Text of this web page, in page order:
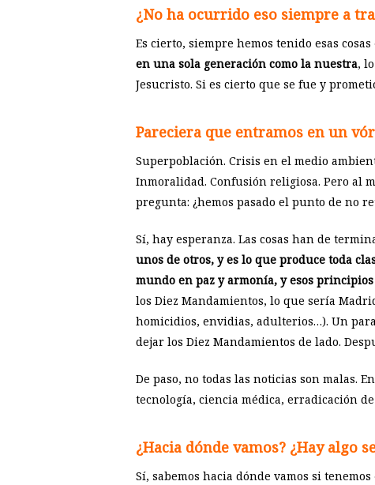
¿No ha ocurrido eso siempre a
Es cierto, siempre hemos tenido esas
en una sola generación como la nuestra,
Jesucristo. Si es cierto que se fue y
Pareciera que entramos en un
Superpoblación. Crisis en el medio
Inmoralidad. Confusión religiosa. Pero al
pregunta: ¿hemos pasado el punto de no
Sí, hay esperanza. Las cosas han de
unos de otros, y es lo que produce toda
mundo en paz y armonía, y esos
los Diez Mandamientos, lo que sería
homicidios, envidias, adulterios…). Un
dejar los Diez Mandamientos de lado.
De paso, no todas las noticias son malas.
tecnología, ciencia médica, erradicación
¿Hacia dónde vamos? ¿Hay algo
Sí, sabemos hacia dónde vamos si